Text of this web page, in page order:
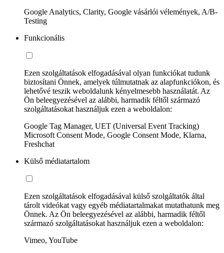
Google Analytics, Clarity, Google vásárlói vélemények, A/B-
Testing
Funkcionális
Ezen szolgáltatások elfogadásával olyan funkciókat tudunk
biztosítani Önnek, amelyek túlmutatnak az alapfunkciókon, és
lehetővé teszik weboldalunk kényelmesebb használatát. Az
Ön beleegyezésével az alábbi, harmadik féltől származó
szolgáltatásokat használjuk ezen a weboldalon:
Google Tag Manager, UET (Universal Event Tracking)
Microsoft Consent Mode, Google Consent Mode, Klarna,
Freshchat
Külső médiatartalom
Ezen szolgáltatások elfogadásával külső szolgáltatók által
tárolt videókat vagy egyéb médiatartalmakat mutathatunk meg
Önnek. Az Ön beleegyezésével az alábbi, harmadik féltől
származó szolgáltatásokat használjuk ezen a weboldalon:
Vimeo, YouTube